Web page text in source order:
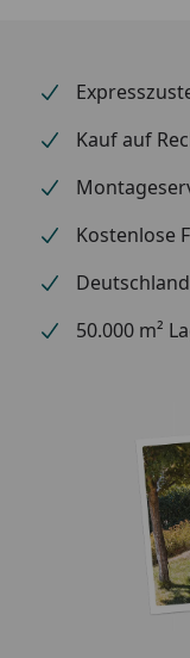
Jahre Erfahrung
sich !
Kauf auf
Kostenlose
50.000 m²